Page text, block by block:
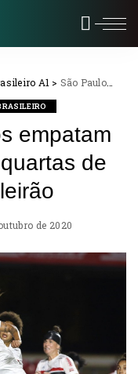
A1 > São Paulo e Santos empatam no Morumbi pelas quartas de final do Brasileirão
empatam
de
de 2020